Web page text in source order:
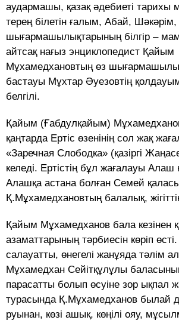
аудармашы, қазақ әдебиеті тарихы
терең білетін ғалым, Абай,
шығармашылықтарының білгір –
айтсақ нағыз энциклопедист Қайым
Мұхамедхановтың өз шығармашылық
бастауы Мұхтар Әуезовтің
белгілі.
Қайым (Ғабдулқайым)
қаңтарда Ертіс өзенінің сол жақ
«Заречная Слободка» (қазіргі
келеді. Ертістің бұл жағалауы Алаш
Алашқа астана болған Семей
Қ.Мұхамедхановтың балалық,
Қайым Мұхамедханов бала кезінен
азаматтарының тәрбиесін көріп
салауатты, өнегелі жанұяда тәлім
Мұхамедхан Сейітқұлұлы
парасатты болып өсуіне зор ықпал
турасында Қ.Мұхамедханов былай
руынан, көзі ашық, көңілі ояу,